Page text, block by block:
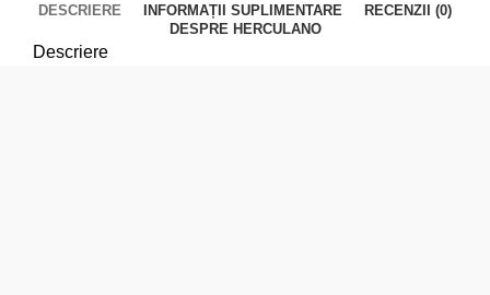
DESCRIERE INFORMAȚII SUPLIMENTARE
RECENZII (0)
DESPRE HERCULANO
Descriere